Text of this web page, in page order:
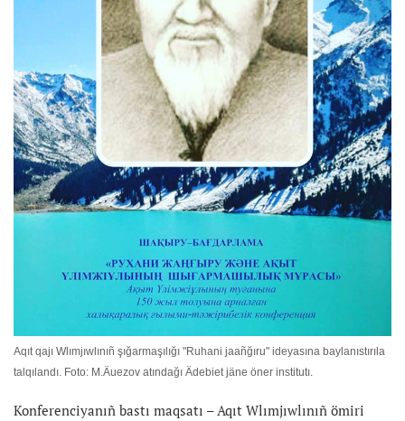
Aqıt qajı Wlımjıwlınıñ şığarmaşılığı "Ruhani jaañğıru" ideyasına baylanıstırıla
talqılandı. Foto: M.Äuezov atındağı Ädebiet jäne öner institutı.
Konferenciyanıñ bastı maqsatı – Aqıt Wlımjıwlınıñ ömiri